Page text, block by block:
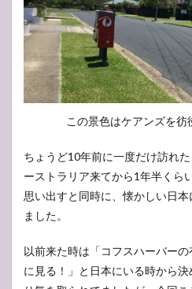
この景色はケアンズを
ちょうど10年前に一度だけ訪れ
ーストラリア来てから1年半くら
思い出すと同時に、懐かしい日
ました。
以前来た時は「コフスハーバー
に見る！」と日本にいる時から